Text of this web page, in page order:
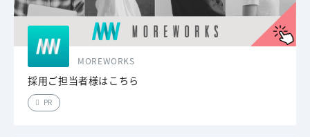
MOREWORKS
採用ご担当者様はこちら
PR